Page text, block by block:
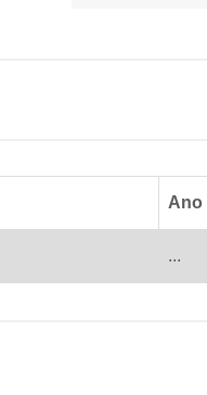
Ano
...